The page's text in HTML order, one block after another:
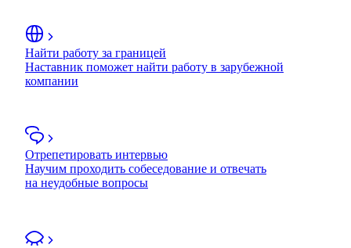
Найти работу за границей
Наставник поможет найти работу в зарубежной
компании
Отрепетировать интервью
Научим проходить собеседование и отвечать
на неудобные вопросы